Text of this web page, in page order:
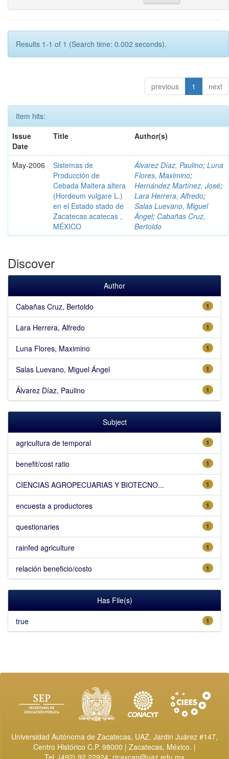
Results 1-1 of 1 (Search time: 0.002 seconds).
previous 1 next
Item hits:
Issue
Date
Title Author(s)
May-2006
Sistemas de
Producción de
Cebada Maltera altera
(Hordeum vulgare L.)
en el Estado stado de
Zacatecas acatecas ,
MÉXICO
Álvarez Díaz, Paulino; Luna
Flores, Maximino;
Hernández Martínez, José;
Lara Herrera, Alfredo;
Salas Luevano, Miguel
Ángel; Cabañas Cruz,
Bertoldo
Discover
Author
1
Cabañas Cruz, Bertoldo
1
Lara Herrera, Alfredo
1
Luna Flores, Maximino
1
Salas Luevano, Miguel Ángel
1
Álvarez Díaz, Paulino
Subject
1
agricultura de temporal
1
benefit/cost ratio
1
CIENCIAS AGROPECUARIAS Y BIOTECNO...
1
encuesta a productores
1
questionaries
1
rainfed agriculture
1
relación beneficio/costo
Has File(s)
1
true
Universidad Autónoma de Zacatecas, UAZ. Jardin Juárez #147,
Centro Histórico C.P. 98000 | Zacatecas, México. |
Tel. (492) 92 22924, ricaxcan@uaz.edu.mx